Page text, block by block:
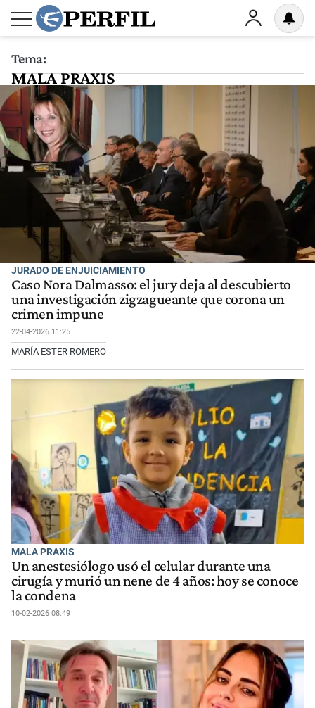
Tema:
MALA PRAXIS
JURADO DE ENJUICIAMIENTO
Caso Nora Dalmasso: el jury deja al descubierto
una investigación zigzagueante que corona un
crimen impune
22-04-2026 11:25
MARÍA ESTER ROMERO
MALA PRAXIS
Un anestesiólogo usó el celular durante una
cirugía y murió un nene de 4 años: hoy se conoce
la condena
10-02-2026 08:49